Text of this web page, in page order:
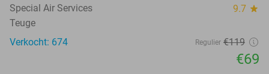
Special Air Services 9.7 star
Teuge
Verkocht: 674
Regulier €119
€69